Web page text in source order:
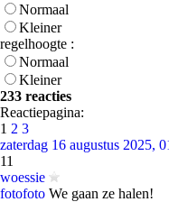
Normaal
Kleiner
regelhoogte :
Normaal
Kleiner
233 reacties
Reactiepagina:
1 2 3
zaterdag 16 augustus 2025,
11
woessie
fotofoto We gaan ze halen!